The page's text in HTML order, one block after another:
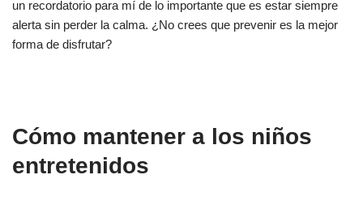
un recordatorio para mí de lo importante que es estar siempre
alerta sin perder la calma. ¿No crees que prevenir es la mejor
forma de disfrutar?
Cómo mantener a los niños
entretenidos